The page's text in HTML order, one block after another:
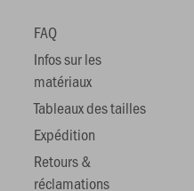
FAQ
Infos sur les
matériaux
Tableaux des tailles
Expédition
Retours &
réclamations